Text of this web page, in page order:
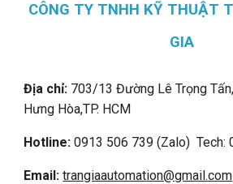
CÔNG TY TNHH KỸ THUẬT
GIA
Địa chỉ: 703/13 Đường Lê Trọng
Hưng Hòa,TP. HCM
Hotline: 0913 506 739 (Zalo) Tech:
Email:trangiaautomation@gmail.com